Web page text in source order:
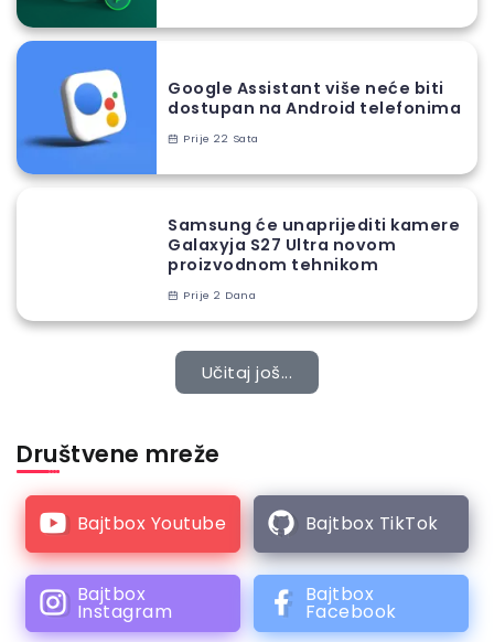
Google Assistant više neće biti
dostupan na Android telefonima
Prije 22 Sata
Samsung će unaprijediti kamere
Galaxyja S27 Ultra novom
proizvodnom tehnikom
Prije 2 Dana
Učitaj još...
Društvene mreže
Bajtbox Youtube Bajtbox TikTok
Bajtbox
Instagram
Bajtbox
Facebook